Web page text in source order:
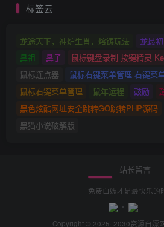
标签云
龙途天下，神炉生肖，熔铸玩法 龙最初
鼻祖
鼻子
鼠标键盘录制 按键精灵
鼠标连点器
鼠标右键菜单管理 右键菜
鼠标右键菜单管理
鼠年运程 鼓励
黑色炫酷网址安全跳转GO跳转PHP源码
黑猫小说破解版
站长留言
免费白嫖才是最快乐的
Copyright © 2025· 2030资源白嫖